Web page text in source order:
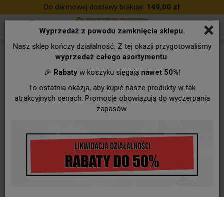
×
Wyprzedaż z powodu zamknięcia sklepu.
Nasz sklep kończy działalność. Z tej okazji przygotowaliśmy
wyprzedaż całego asortymentu.
🎉 Rabatyw koszyku sięgają nawet 50%!
To ostatnia okazja, aby kupić nasze produkty w tak
atrakcyjnych cenach. Promocje obowiązują do wyczerpania
zapasów.
Do darmowej dostawy brakuje: 149,00 zł
C5 - 15 x 22 cm